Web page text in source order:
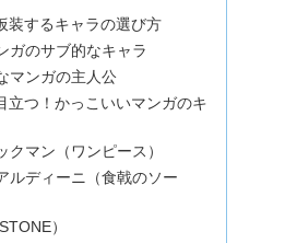
装するキャラの選び方
ガのサブ的なキャラ
マンガの主人公
立つ！かっこいいマンガのキ
クマン（ワンピース）
ルディーニ（食戟のソー
）